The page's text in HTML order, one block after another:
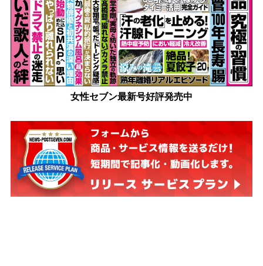
女性セブン最新号好評発売中